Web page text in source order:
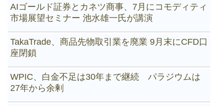
AIゴールド証券とカネツ商事、7月にコモディティ
市場展望セミナー 池水雄一氏が講演
TakaTrade、商品先物取引業を廃業 9月末にCFD口
座閉鎖
WPIC、白金不足は30年まで継続 パラジウムは
27年から余剰